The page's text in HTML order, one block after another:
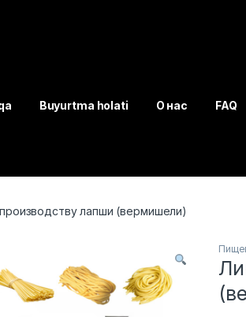
Buyurtma holati О нас FAQ
лапши (вермишели)